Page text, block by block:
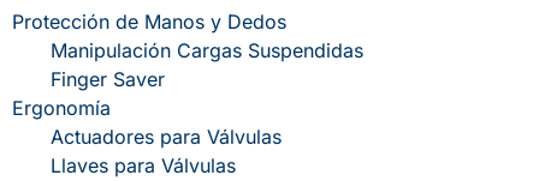
Protección de Manos y Dedos
Manipulación Cargas Suspendidas
Finger Saver
Ergonomía
Actuadores para Válvulas
Llaves para Válvulas